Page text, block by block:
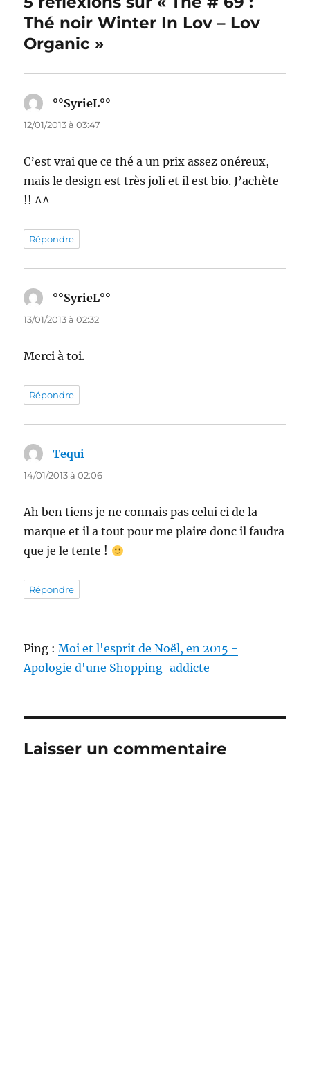
Thé noir Winter In Lov – Lov
Organic »
°°SyrieL°°
12/01/2013 à 03:47
C’est vrai que ce thé a un prix assez onéreux,
mais le design est très joli et il est bio. J’achète
!! ^^
Répondre
°°SyrieL°°
13/01/2013 à 02:32
Merci à toi.
Répondre
Tequi
14/01/2013 à 02:06
Ah ben tiens je ne connais pas celui ci de la
marque et il a tout pour me plaire donc il faudra
que je le tente !
Répondre
Ping :Moi et l'esprit de Noël, en 2015 -
Apologie d'une Shopping-addicte
Laisser un commentaire